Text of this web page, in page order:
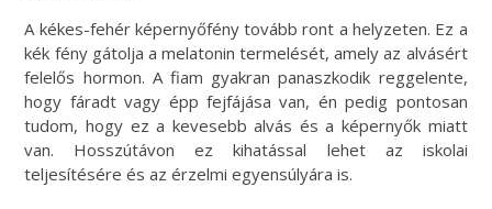
A kékes-fehér képernyőfény tovább ront a helyzeten. Ez a
kék fény gátolja a melatonin termelését, amely az alvásért
felelős hormon. A fiam gyakran panaszkodik reggelente,
hogy fáradt vagy épp fejfájása van, én pedig pontosan
tudom, hogy ez a kevesebb alvás és a képernyők miatt
van. Hosszútávon ez kihatással lehet az iskolai
teljesítésére és az érzelmi egyensúlyára is.